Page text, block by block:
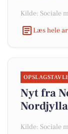
Kilde: Sociale
Læs hele
Nyt fra
Kilde: Sociale